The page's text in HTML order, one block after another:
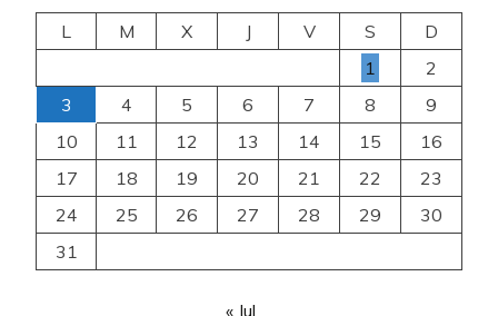
L
M X J V S
D
1
2
3
4 5 6 7 8
9
10
11 12 13 14 15
16
17
18 19 20 21 22
23
24
25 26 27 28 29
30
31
« Jul